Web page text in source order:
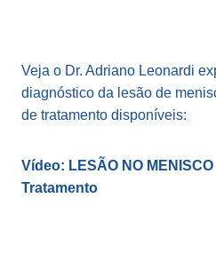
Veja o Dr. Adriano Leonardi
diagnóstico da lesão de
de tratamento disponíveis:
Vídeo: LESÃO NO
Tratamento